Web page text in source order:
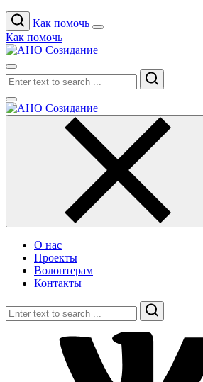
Как помочь
Как помочь
Search
О нас
Проекты
Волонтерам
Контакты
Search